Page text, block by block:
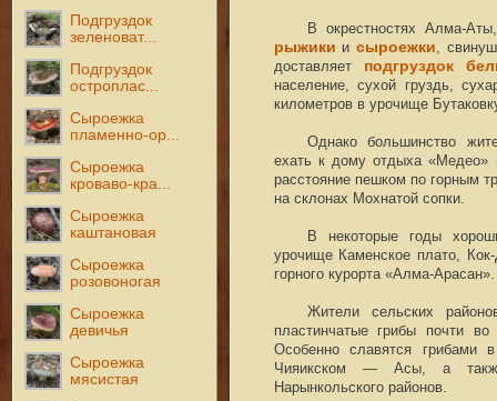
Подгруздок
зеленоват...
Подгруздок
остроплас...
Сыроежка
пламенно-ор...
Сыроежка
кроваво-кра...
Сыроежка
каштановая
Сыроежка
розовоногая
Сыроежка
девичья
Сыроежка
мясистая
В окрестностях Алма-
рыжики и сыроежки ,
доставляет подгруздок
население, сухой груздь,
километров в урочище
Однако большинство
ехать к дому отдыха «Медео»
расстояние пешком по горным
на склонах Мохнатой сопки.
В некоторые годы
урочище Каменское плато,
горного курорта «Алма-Арасан».
Жители сельских
пластинчатые грибы почти
Особенно славятся грибами
Чияикском — Асы, а
Нарынкольского районов.